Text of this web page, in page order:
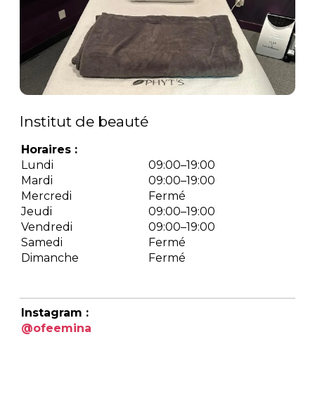
Institut de beauté
Horaires :
Lundi
09:00–19:00
Mardi
09:00–19:00
Mercredi
Fermé
Jeudi
09:00–19:00
Vendredi
09:00–19:00
Samedi
Fermé
Dimanche
Fermé
Instagram :
@ofeemina